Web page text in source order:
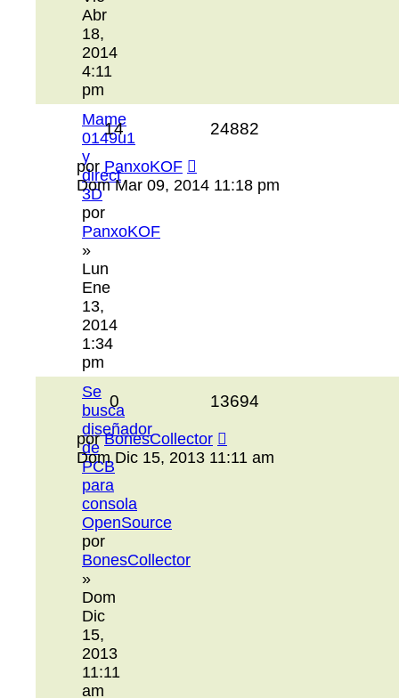
Abr
18,
2014
4:11
pm
Mame
0149u1
y
direct
3D
por
PanxoKOF
»
Lun
Ene
13,
2014
1:34
pm
14 24882
por PanxoKOF
Dom Mar 09, 2014 11:18 pm
Se
busca
diseñador
de
PCB
para
consola
OpenSource
por
BonesCollector
»
Dom
Dic
15,
2013
11:11
am
0 13694
porBonesCollector
Dom Dic 15, 2013 11:11 am